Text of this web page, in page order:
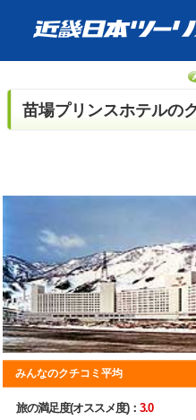
苗場プリンスホテルの
みんなのクチコミ平均
旅の満足度(オススメ度)： 3.0